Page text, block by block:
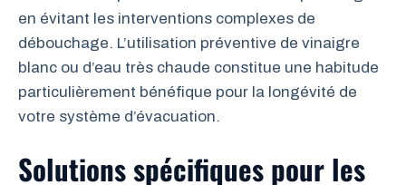
en évitant les interventions complexes de
débouchage. L’utilisation préventive de vinaigre
blanc ou d’eau très chaude constitue une habitude
particulièrement bénéfique pour la longévité de
votre système d’évacuation.
Solutions spécifiques pour les